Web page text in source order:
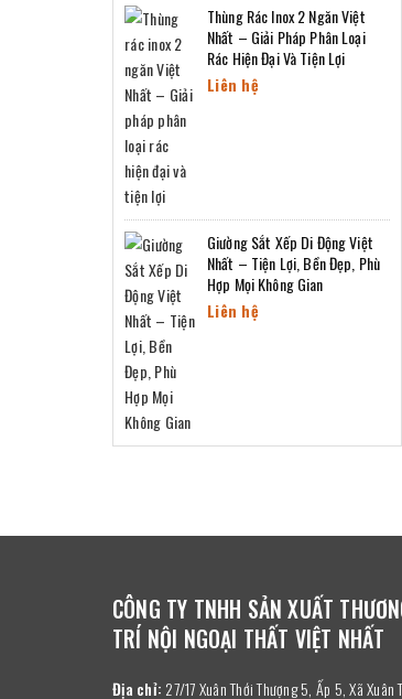
Thùng Rác Inox 2 Ngăn Việt
Nhất – Giải Pháp Phân Loại
Rác Hiện Đại Và Tiện Lợi
Liên hệ
Giường Sắt Xếp Di Động Việt
Nhất – Tiện Lợi, Bền Đẹp, Phù
Hợp Mọi Không Gian
Liên hệ
CÔNG TY TNHH SẢN XUẤT
TRÍ NỘI NGOẠI THẤT VIỆT NHẤT
Địa chỉ: 27/17 Xuân Thới Thượng 5, Ấp 5, Xã